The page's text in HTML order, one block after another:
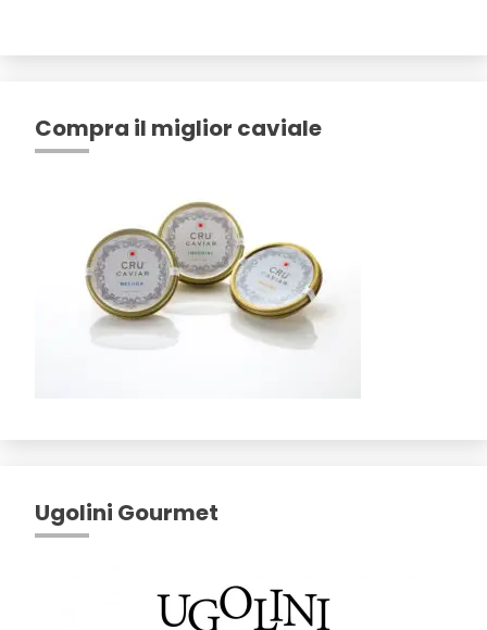
Compra il miglior caviale
Ugolini Gourmet